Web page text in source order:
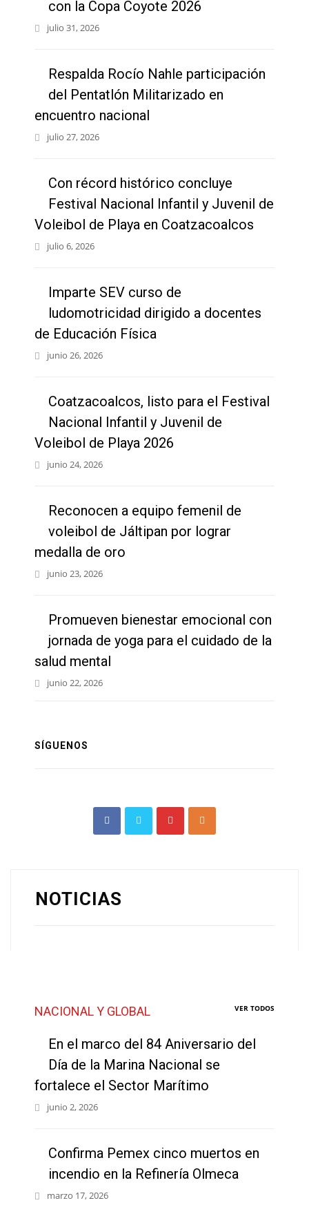
con la Copa Coyote 2026
julio 31, 2026
Respalda Rocío Nahle participación
del Pentatlón Militarizado en
encuentro nacional
julio 27, 2026
Con récord histórico concluye
Festival Nacional Infantil y Juvenil de
Voleibol de Playa en Coatzacoalcos
julio 6, 2026
Imparte SEV curso de
ludomotricidad dirigido a docentes
de Educación Física
junio 26, 2026
Coatzacoalcos, listo para el Festival
Nacional Infantil y Juvenil de
Voleibol de Playa 2026
junio 24, 2026
Reconocen a equipo femenil de
voleibol de Jáltipan por lograr
medalla de oro
junio 23, 2026
Promueven bienestar emocional con
jornada de yoga para el cuidado de la
salud mental
junio 22, 2026
SÍGUENOS
NOTICIAS
NACIONAL Y GLOBAL VER TODOS
En el marco del 84 Aniversario del
Día de la Marina Nacional se
fortalece el Sector Marítimo
junio 2, 2026
Confirma Pemex cinco muertos en
incendio en la Refinería Olmeca
marzo 17, 2026